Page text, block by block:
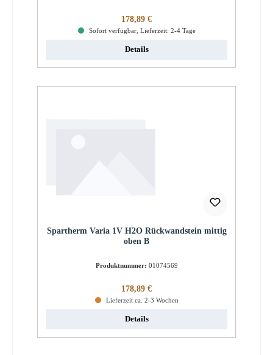
Regulärer Preis:
178,89 €
Sofort verfügbar, Lieferzeit: 2-4 Tage
Details
Spartherm Varia 1V H2O Rückwandstein mittig
oben B
Produktnummer: 01074569
Regulärer Preis:
178,89 €
Lieferzeit ca. 2-3 Wochen
Details